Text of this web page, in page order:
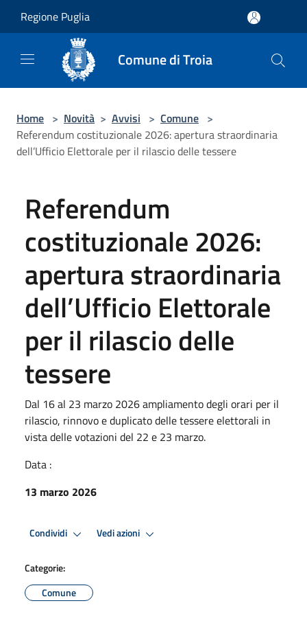
Regione Puglia
Comune di Troia
Home > Novità > Avvisi > Comune >
Referendum costituzionale 2026: apertura straordinaria
dell’Ufficio Elettorale per il rilascio delle tessere
Referendum
costituzionale 2026:
apertura straordinaria
dell’Ufficio Elettorale
per il rilascio delle
tessere
Dal 16 al 23 marzo 2026 ampliamento degli orari per il
rilascio, rinnovo e duplicato delle tessere elettorali in
vista delle votazioni del 22 e 23 marzo.
Data :
13 marzo 2026
Condividi Vedi azioni
Categorie:
Comune